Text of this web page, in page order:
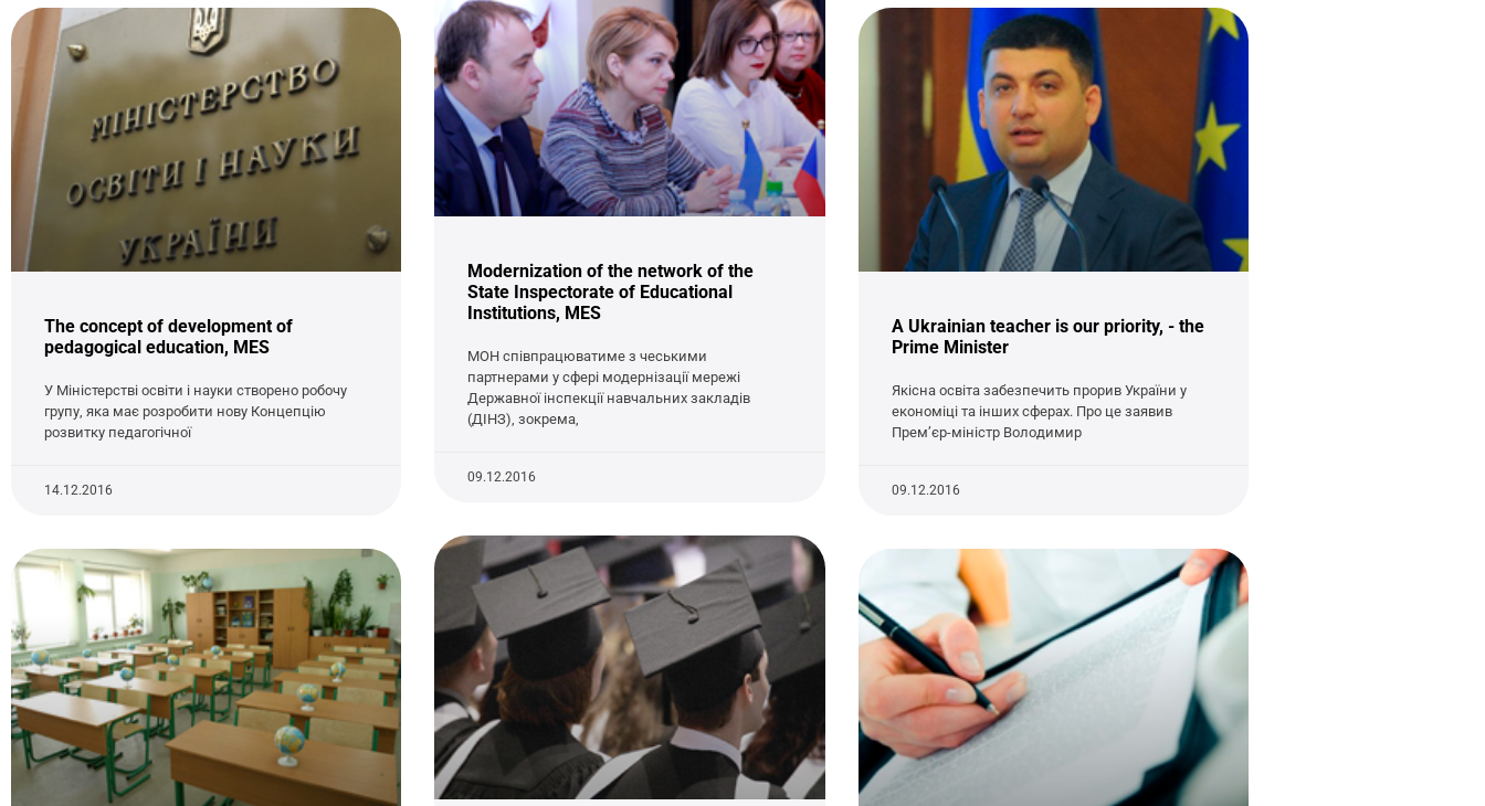
The concept of development of
pedagogical education, MES
У Міністерстві освіти і науки створено робочу
групу, яка має розробити нову Концепцію
розвитку педагогічної
14.12.2016
Modernization of the network of the
State Inspectorate of Educational
Institutions, MES
МОН співпрацюватиме з чеськими
партнерами у сфері модернізації мережі
Державної інспекції навчальних закладів
(ДІНЗ), зокрема,
09.12.2016
A Ukrainian teacher is our priority, - the
Prime Minister
Якісна освіта забезпечить прорив України у
економіці та інших сферах. Про це заявив
Прем’єр-міністр Володимир
09.12.2016